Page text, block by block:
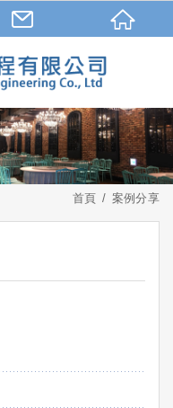
首頁 案例分享